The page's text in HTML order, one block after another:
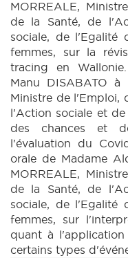
MORREALE,
de la Santé, de
sociale, de l'Egalité
femmes, sur la
tracing en
Manu DISABATO à
Ministre de l'Emploi,
l'Action sociale et
des chances et
l'évaluation du
orale de Madame
MORREALE,
de la Santé, de
sociale, de l'Egalité
femmes, sur
quant à
certains types